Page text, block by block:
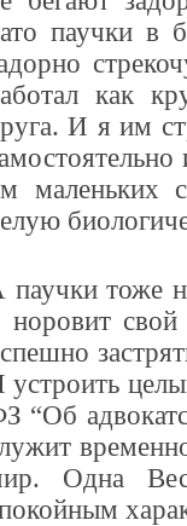
паучки в
как
И я им
маленьких
паучки тоже
норовит
устроить
“Об
Одна